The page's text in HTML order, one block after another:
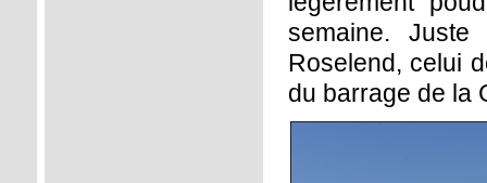
semaine.
Roselend, celui
du barrage de la